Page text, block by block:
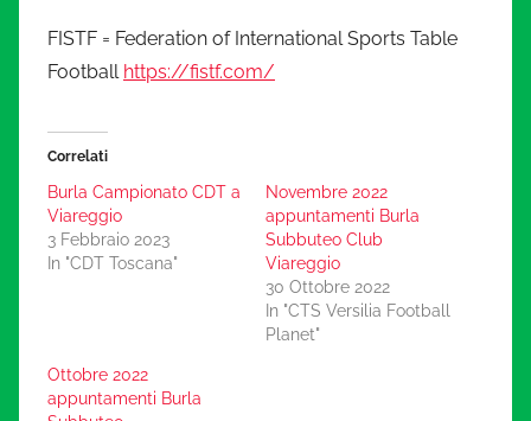
FISTF = Federation of International Sports Table
Football https://fistf.com/
Correlati
Burla Campionato CDT a
Viareggio
3 Febbraio 2023
In "CDT Toscana"
Novembre 2022
appuntamenti Burla
Subbuteo Club
Viareggio
30 Ottobre 2022
In "CTS Versilia Football
Planet"
Ottobre 2022
appuntamenti Burla